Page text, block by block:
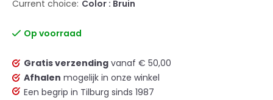
Current choice: Color : Bruin
Op voorraad
Gratis verzending vanaf € 50,00
Afhalen mogelijk in onze winkel
Een begrip in Tilburg sinds 1987